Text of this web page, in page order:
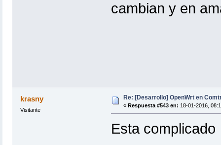
cambian y en
krasny
Visitante
Re: [Desarrollo] OpenWrt en
« Respuesta #543 en: 18-01-2016,
Esta complicado